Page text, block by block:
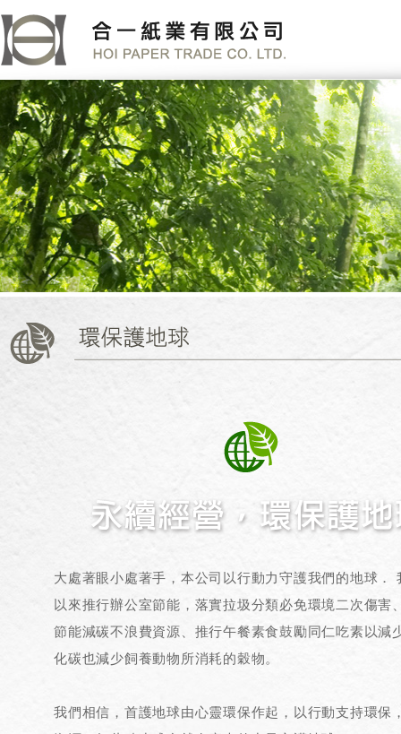
大處著眼小處著手，本公司以行動力守護我們的地球．
以來推行辦公室節能，落實拉圾分類必免環境二次傷害
節能減碳不浪費資源、推行午餐素食鼓勵同仁吃素以減
化碳也減少飼養動物所消耗的穀物。
我們相信，首護地球由心靈環保作起，以行動支持環保